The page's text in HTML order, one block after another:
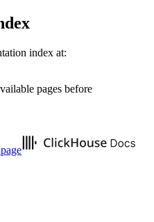
index at:
pages before